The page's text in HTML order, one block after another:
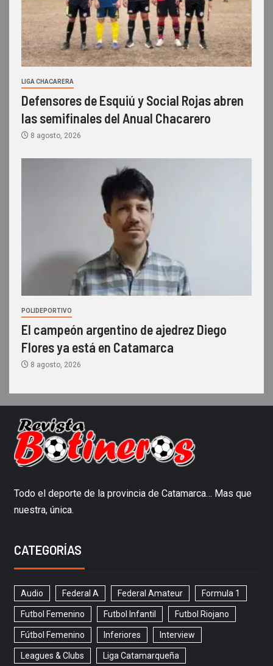
LIGA CHACARERA
Defensores de Esquiú y Social Rojas abren
las semifinales del Anual Chacarero
8 agosto, 2026
POLIDEPORTIVO
El campeón argentino de ajedrez Diego
Flores ya está en Catamarca
8 agosto, 2026
Todo el deporte de la provincia de Catamarca… Mas que
nuestra, única.
CATEGORÍAS
Audio Federal A Federal Amateur Formula 1
Futbol Femenino Futbol Infantil Futbol Riojano
Fútbol Femenino Inferiores Interview
Leagues & Clubs Liga Catamarqueña